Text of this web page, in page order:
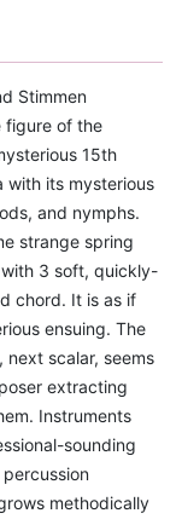
Stimmen
figure of the
15th
with its mysterious
and nymphs.
strange spring
3 soft, quickly-
chord. It is as if
ensuing. The
next scalar, seems
extracting
Instruments
sounding
methodically